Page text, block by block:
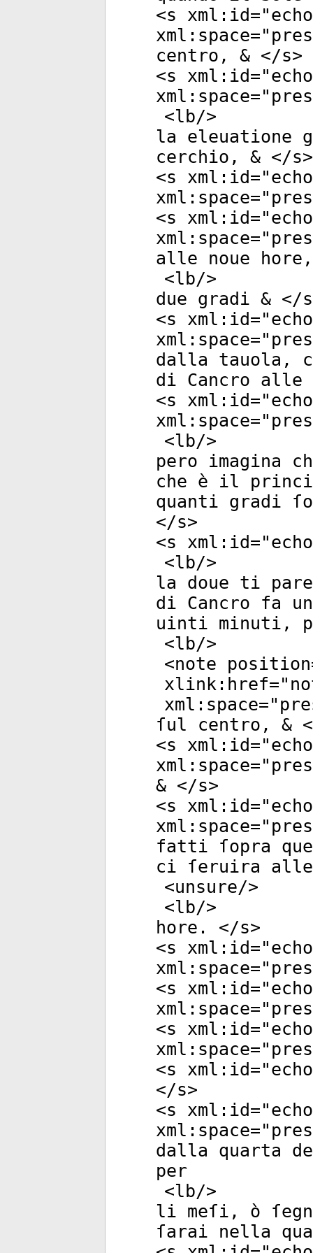
<s xml:id="
xml:space="
centro, & </s>
<s xml:id="
xml:space="
<lb/>
la eleuatione
cerchio, & </s>
<s xml:id="
xml:space="
<s xml:id="
xml:space="
alle noue
<lb/>
due gradi & </s
<s xml:id="
xml:space="
dalla tauola,
di Cancro
<s xml:id="
xml:space="
<lb/>
pero imagina
che è il
quanti gradi
</s>
<s xml:id="
<lb/>
la doue ti
di Cancro fa
uinti minuti,
<lb/>
<note position
xlink:href="
xml:space="
ſul centro, &
<s xml:id="
xml:space="
& </s>
<s xml:id="
xml:space="
fatti ſopra
ci ſeruira alle
<unsure/>
<lb/>
hore. </s>
<s xml:id="
xml:space="
<s xml:id="
xml:space="
<s xml:id="
xml:space="
<s xml:id="
</s>
<s xml:id="
xml:space="
dalla quarta
per
<lb/>
li meſi, ò
ſarai nella